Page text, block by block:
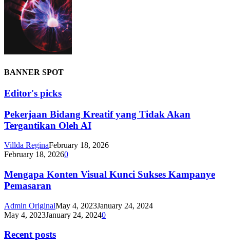
BANNER SPOT
Editor's picks
Pekerjaan Bidang Kreatif yang Tidak Akan
Tergantikan Oleh AI
Villda ReginaFebruary 18, 2026
February 18, 20260
Mengapa Konten Visual Kunci Sukses Kampanye
Pemasaran
Admin OriginalMay 4, 2023January 24, 2024
May 4, 2023January 24, 20240
Recent posts